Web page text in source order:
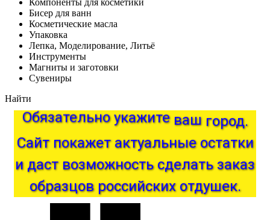
Компоненты для косметики
Бисер для ванн
Косметические масла
Упаковка
Лепка, Моделирование, Литьё
Инструменты
Магниты и заготовки
Сувениры
Найти
Обязательно укажите ваш город.
Сайт покажет актуальные остатки
и даст возможность сделать заказ
образцов российских отдушек.